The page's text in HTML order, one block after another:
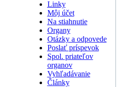
Linky
Môj účet
Na stiahnutie
Organy
Otázky a odpovede
Poslať príspevok
Spol. priateľov
organov
Vyhľadávanie
Články